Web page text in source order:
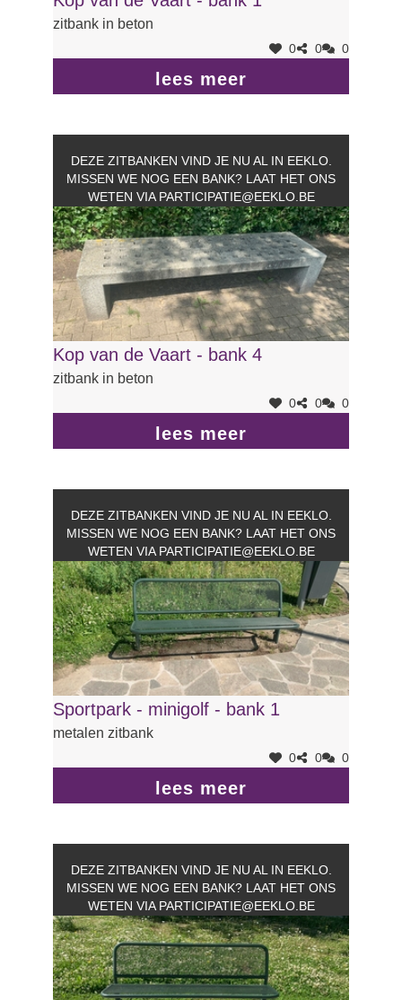
zitbank in beton
0 0 0
lees meer
DEZE ZITBANKEN VIND JE NU AL IN EEKLO.
MISSEN WE NOG EEN BANK? LAAT HET ONS
WETEN VIA PARTICIPATIE@EEKLO.BE
Kop van de Vaart - bank 4
zitbank in beton
0 0 0
lees meer
DEZE ZITBANKEN VIND JE NU AL IN EEKLO.
MISSEN WE NOG EEN BANK? LAAT HET ONS
WETEN VIA PARTICIPATIE@EEKLO.BE
Sportpark - minigolf - bank 1
metalen zitbank
0 0 0
lees meer
DEZE ZITBANKEN VIND JE NU AL IN EEKLO.
MISSEN WE NOG EEN BANK? LAAT HET ONS
WETEN VIA PARTICIPATIE@EEKLO.BE